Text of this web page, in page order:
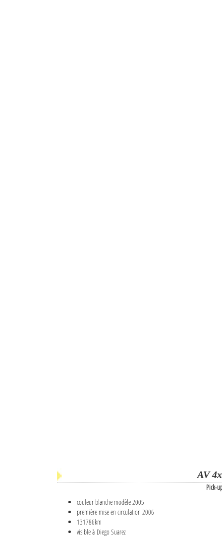
AV
Pick-
couleur blanche modèle 2005
première mise en circulation 2006
131786km
visible à Diego Suarez